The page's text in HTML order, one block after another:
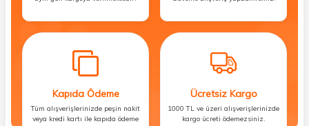
Kapıda Ödeme
Tüm alışverişlerinizde peşin nakit
veya kredi kartı ile kapıda ödeme
Ücretsiz Kargo
1000 TL ve üzeri alışverişlerinizde
kargo ücreti ödemezsiniz.